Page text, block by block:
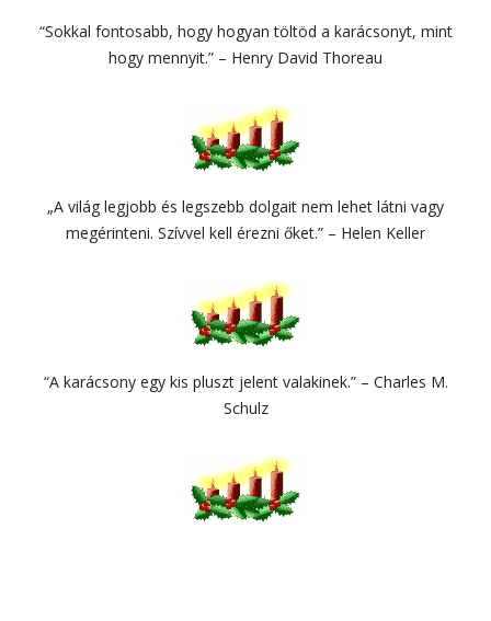
“Sokkal fontosabb, hogy hogyan töltöd a karácsonyt, mint
hogy mennyit.” – Henry David Thoreau
„A világ legjobb és legszebb dolgait nem lehet látni vagy
megérinteni. Szívvel kell érezni őket.” – Helen Keller
“A karácsony egy kis pluszt jelent valakinek.” – Charles M.
Schulz